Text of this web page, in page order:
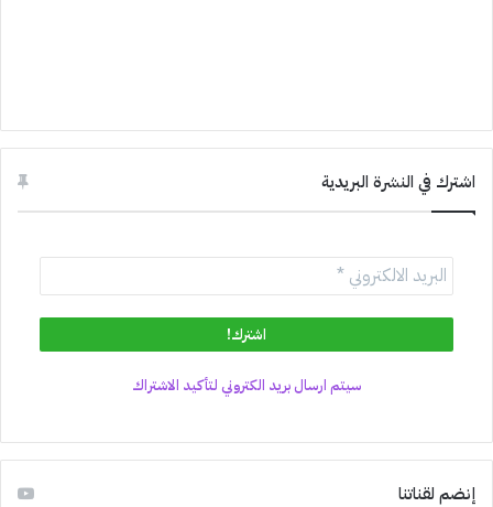
اشترك في النشرة البريدية
سيتم ارسال بريد الكتروني لتأكيد الاشتراك
إنضم لقناتنا